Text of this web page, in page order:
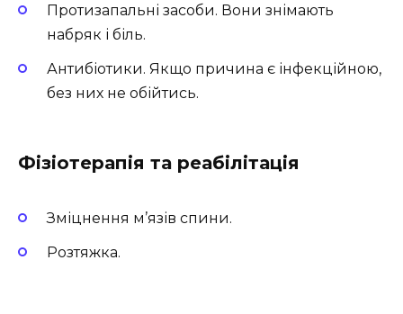
Протизапальні засоби. Вони знімають
набряк і біль.
Антибіотики. Якщо причина є інфекційною,
без них не обійтись.
Фізіотерапія та реабілітація
Зміцнення м’язів спини.
Розтяжка.